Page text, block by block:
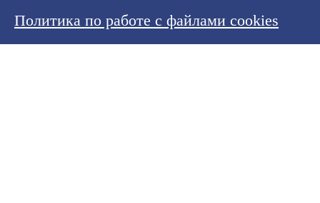
Политика по работе с файлами cookies